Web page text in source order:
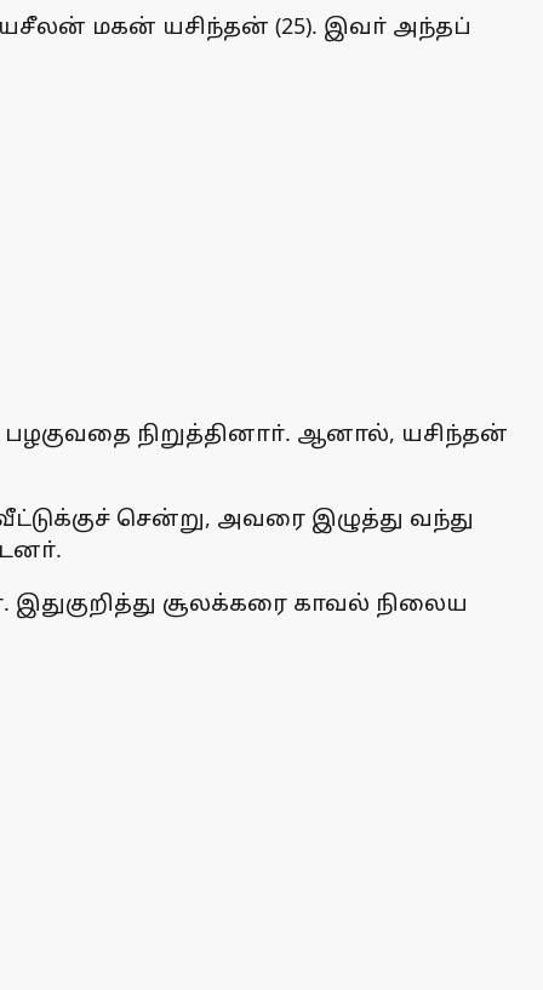
மகன் யசிந்தன் (25). இவா் அந்தப்
நிறுத்தினாா். ஆனால், யசிந்தன்
சென்று, அவரை இழுத்து வந்து
சூலக்கரை காவல் நிலைய